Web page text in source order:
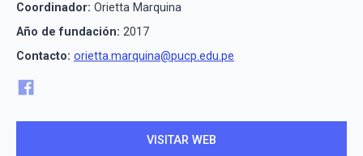
Coordinador: Orietta Marquina
Año de fundación: 2017
Contacto: orietta.marquina@pucp.edu.pe
VISITAR WEB